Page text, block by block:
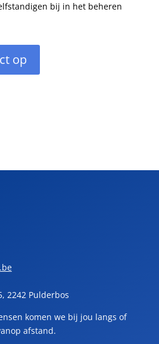
bij in het beheren
op
2242 Pulderbos
komen we bij jou langs of
afstand.